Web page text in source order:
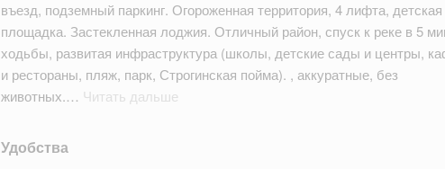
въезд, подземный паркинг. Огороженная территория, 4 лифта, детская
площадка. Застекленная лоджия. Отличный район, спуск к реке в 5
ходьбы, развитая инфраструктура (школы, детские сады и центры,
и рестораны, пляж, парк, Строгинская пойма). , аккуратные, без
животных.… Читать дальше
Удобства